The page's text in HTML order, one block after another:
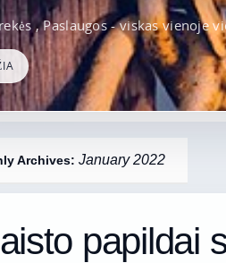
, Paslaugos - viskas vienoje
Archives: January 2022
papildai